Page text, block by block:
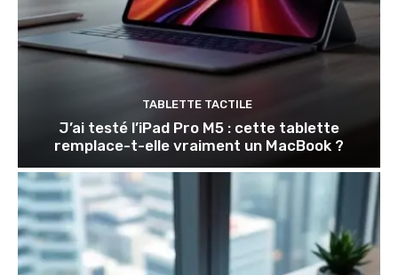
TABLETTE TACTILE
J’ai testé l’iPad Pro M5 : cette tablette
remplace-t-elle vraiment un MacBook ?